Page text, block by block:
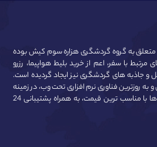
به گروه گردشگری هزاره سوم کیش بوده
با سفر، اعم از خرید بلیط هواپیما، رزرو
و جاذبه های گردشگری نیز ایجاد گردیده است.
به روزترین فناوری نرم افزاری تحت وب، در زمینه
خرید بلیط هواپیما و رزرو هتل ها با مناسب ترین قیمت، به همراه پشتیبانی 24